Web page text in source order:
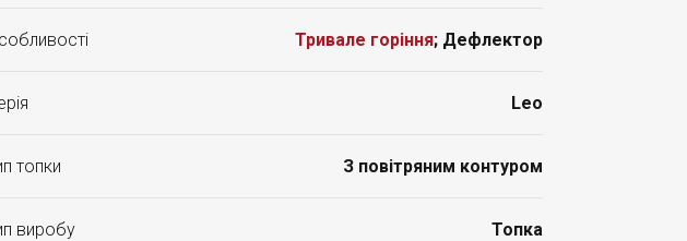
Тривале горіння; Дефлектор
Leo
топки З повітряним контуром
виробу Топка